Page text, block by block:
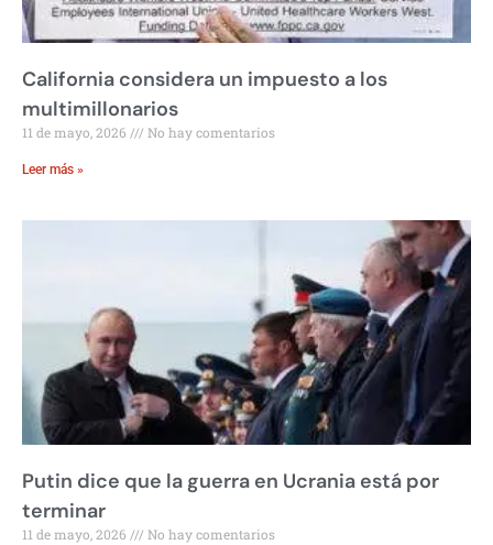
California considera un impuesto a los
multimillonarios
11 de mayo, 2026 No hay comentarios
Leer más »
Putin dice que la guerra en Ucrania está por
terminar
11 de mayo, 2026 No hay comentarios